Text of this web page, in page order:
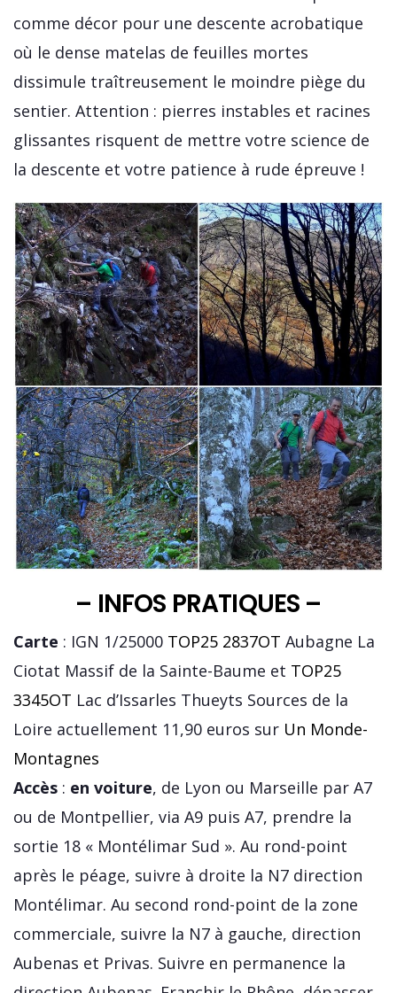
comme décor pour une descente acrobatique
où le dense matelas de feuilles mortes
dissimule traîtreusement le moindre piège du
sentier. Attention : pierres instables et racines
glissantes risquent de mettre votre science de
la descente et votre patience à rude épreuve !
– INFOS PRATIQUES –
Carte : IGN 1/25000 TOP25 2837OT Aubagne La
Ciotat Massif de la Sainte-Baume et TOP25
3345OT Lac d’Issarles Thueyts Sources de la
Loire actuellement 11,90 euros sur Un Monde-
Montagnes
Accès : en voiture, de Lyon ou Marseille par A7
ou de Montpellier, via A9 puis A7, prendre la
sortie 18 « Montélimar Sud ». Au rond-point
après le péage, suivre à droite la N7 direction
Montélimar. Au second rond-point de la zone
commerciale, suivre la N7 à gauche, direction
Aubenas et Privas. Suivre en permanence la